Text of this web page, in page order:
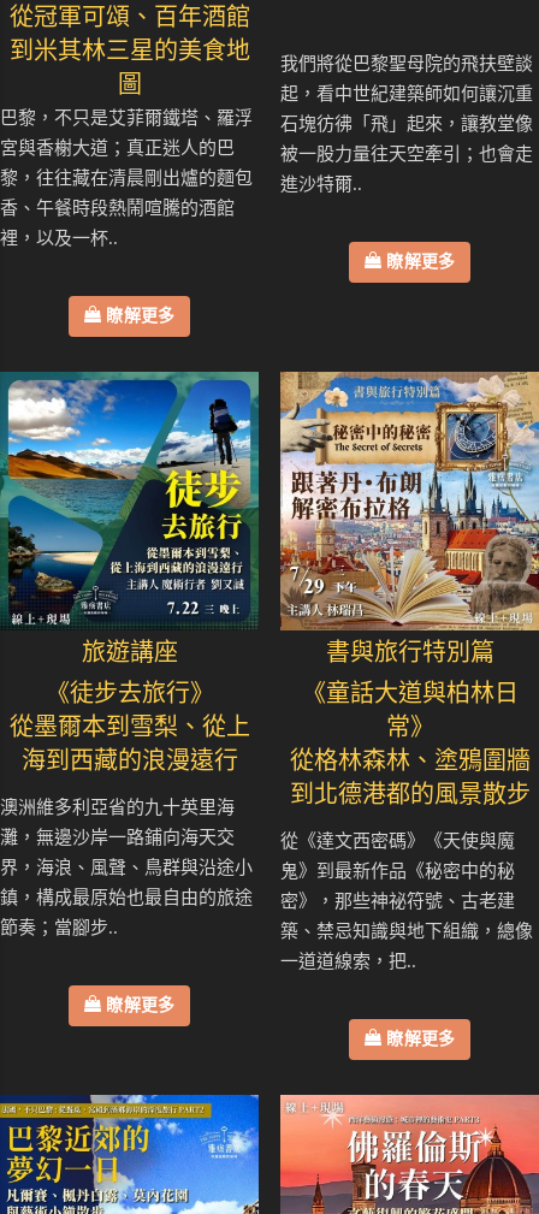
從冠軍可頌、百年酒館
到米其林三星的美食地
圖
巴黎，不只是艾菲爾鐵塔、羅浮
宮與香榭大道；真正迷人的巴
黎，往往藏在清晨剛出爐的麵包
香、午餐時段熱鬧喧騰的酒館
裡，以及一杯..
瞭解更多
我們將從巴黎聖母院的飛扶壁談
起，看中世紀建築師如何讓沉重
石塊彷彿「飛」起來，讓教堂像
被一股力量往天空牽引；也會走
進沙特爾..
瞭解更多
旅遊講座
《徒步去旅行》
從墨爾本到雪梨、從上
海到西藏的浪漫遠行
澳洲維多利亞省的九十英里海
灘，無邊沙岸一路鋪向海天交
界，海浪、風聲、鳥群與沿途小
鎮，構成最原始也最自由的旅途
節奏；當腳步..
瞭解更多
書與旅行特別篇
《童話大道與柏林日
常》
從格林森林、塗鴉圍牆
到北德港都的風景散步
從《達文西密碼》《天使與魔
鬼》到最新作品《秘密中的秘
密》，那些神祕符號、古老建
築、禁忌知識與地下組織，總像
一道道線索，把..
瞭解更多